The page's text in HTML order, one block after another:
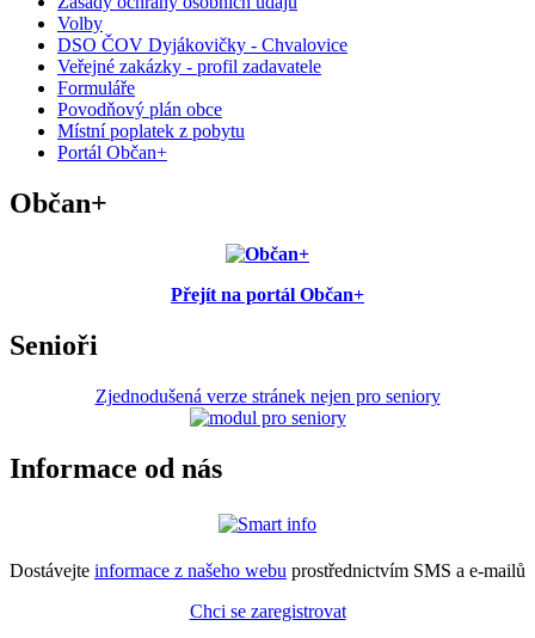
Volby
DSO ČOV Dyjákovičky - Chvalovice
Veřejné zakázky - profil zadavatele
Formuláře
Povodňový plán obce
Místní poplatek z pobytu
Portál Občan+
Občan+
Přejít na portál Občan+
Senioři
Zjednodušená verze stránek nejen pro seniory
Informace od nás
Dostávejte informace z našeho webu prostřednictvím SMS a e-mailů
Chci se zaregistrovat